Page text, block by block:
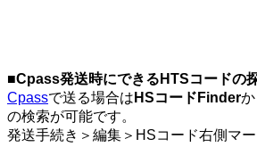
■Cpass発送時にできるHTSコードの
Cpassで送る場合は HSコードFinder
の検索が可能です。
発送手続き＞編集＞HSコード右側マ